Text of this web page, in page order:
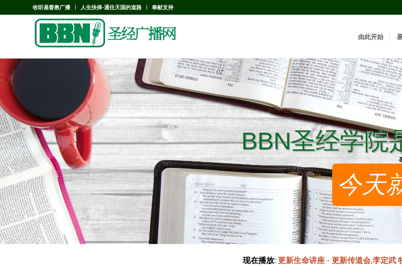
收听基督教广播 人生抉择-通往天国的道路 奉献支持
由此开始
BBN圣经学院
BBN圣经学院
今天
现在播放: 更新生命讲座 - 更新传道会,李定武